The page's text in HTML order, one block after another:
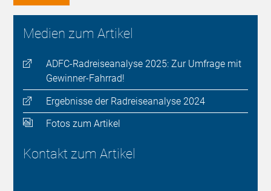
Medien zum Artikel
ADFC-Radreiseanalyse 2025: Zur Umfrage mit
Gewinner-Fahrrad!
Ergebnisse der Radreiseanalyse 2024
Fotos zum Artikel
Kontakt zum Artikel